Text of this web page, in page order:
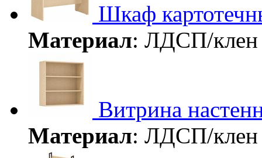
Шкаф
Материал: ЛДСП/
Витрина
Материал: ЛДСП/